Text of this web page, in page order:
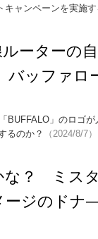
キャンペーンを実施
ーターの
バッファロ
BUFFALO」のロゴ
るのか？
（2024/8/7）
な？ ミス
ージのドナ